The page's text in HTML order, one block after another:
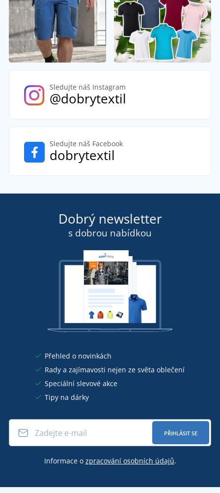
Sledujte náš Instagram
@dobrytextil
Sledujte náš Facebook
dobrytextil
Dobrý newsletter
s dobrou nabídkou
Přehled o novinkách
Rady a zajímavosti nejen ze světa oblečení
Speciální slevové akce
Tipy na dárky
PŘIHLÁSIT SE
Informace o zpracování osobních údajů.